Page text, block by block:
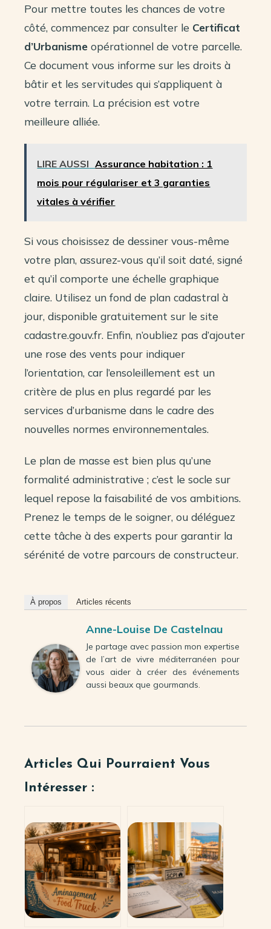
Pour mettre toutes les chances de votre
côté, commencez par consulter le Certificat
d’Urbanisme opérationnel de votre parcelle.
Ce document vous informe sur les droits à
bâtir et les servitudes qui s’appliquent à
votre terrain. La précision est votre
meilleure alliée.
LIRE AUSSI Assurance habitation : 1
mois pour régulariser et 3 garanties
vitales à vérifier
Si vous choisissez de dessiner vous-même
votre plan, assurez-vous qu’il soit daté, signé
et qu’il comporte une échelle graphique
claire. Utilisez un fond de plan cadastral à
jour, disponible gratuitement sur le site
cadastre.gouv.fr. Enfin, n’oubliez pas d’ajouter
une rose des vents pour indiquer
l’orientation, car l’ensoleillement est un
critère de plus en plus regardé par les
services d’urbanisme dans le cadre des
nouvelles normes environnementales.
Le plan de masse est bien plus qu’une
formalité administrative ; c’est le socle sur
lequel repose la faisabilité de vos ambitions.
Prenez le temps de le soigner, ou déléguez
cette tâche à des experts pour garantir la
sérénité de votre parcours de constructeur.
À propos Articles récents
Anne-Louise De Castelnau
Je partage avec passion mon expertise
de l’art de vivre méditerranéen pour
vous aider à créer des événements
aussi beaux que gourmands.
Articles Qui Pourraient Vous
Intéresser :